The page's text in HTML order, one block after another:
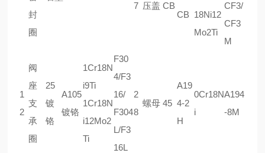
封
圈
7 压盖 CB
CB 18Ni12
Mo2Ti
CF3/
CF3
M
1
2
阀
座
支
承
圈
25
镀
铬
A105
镀铬
1Cr18N
i9Ti
1Cr18N
i12Mo2
Ti
F30
4/F3
16/
F304
L/F3
16L
2
8
螺母 45
A19
4-2
H
0Cr18N
i
A194
-8M